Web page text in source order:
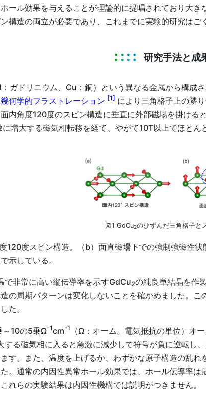
ール効果を与えることが理論的に提唱されており大
構造の両立が必要であり、これまでに実験的研究はご
研究手法と
：ガドリニウム、Cu：銅）という異なる金属から構
幾何学的フラストレーション [1] により三角格子上の隣
内角度120度のスピン構造に垂直に外部磁場を掛け
増大する磁気相転移を経て、やがて10T以上でほと
図1 GdCu2のひずんだ三角格子と
120度スピン構造。（b）面直磁場下での強制強磁性
示している。
で非常に高い縦伝導率を示すGdCu2の純良単結晶を作
の周期パターンは変化しないことを確かめました。
た。
～10の5乗Ω-1cm-1
（Ω：オーム。電気抵抗の単位）オ
る磁気相に入ると急激に減少して符号が負に逆転し
す。また、温度を上げるか、わずかな原子構造の乱
。通常の内因性異常ホール効果では、ホール伝導率
れらの実験結果は内因性機構では説明がつきません。